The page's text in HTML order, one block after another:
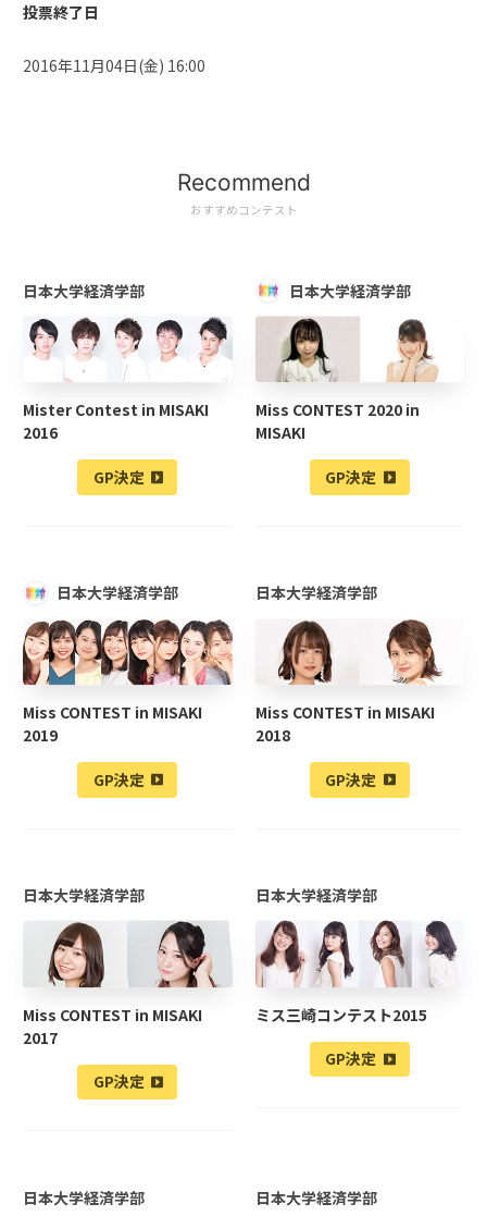
投票終了日
2016年11月04日(金) 16:00
Recommend
おすすめコンテスト
日本大学経済学部
Mister Contest in MISAKI
2016
GP決定
日本大学経済学部
Miss CONTEST 2020 in
MISAKI
GP決定
日本大学経済学部
Miss CONTEST in MISAKI
2019
GP決定
日本大学経済学部
Miss CONTEST in MISAKI
2018
GP決定
日本大学経済学部
Miss CONTEST in MISAKI
2017
GP決定
日本大学経済学部
ミス三崎コンテスト2015
GP決定
日本大学経済学部 日本大学経済学部